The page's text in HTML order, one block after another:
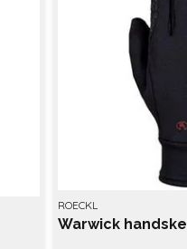
ROECKL
Warwick handske